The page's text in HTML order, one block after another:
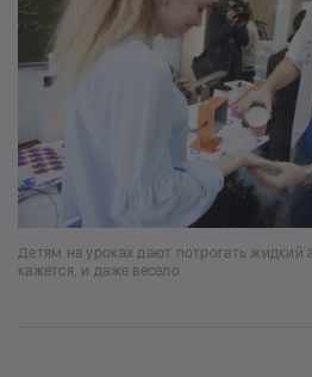
Детям на уроках дают потрогать жидкий
кажется, и даже весело